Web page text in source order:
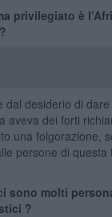
privilegiato è
dal desiderio di
aveva dei forti
una folgorazione,
persone di questa
sono molti
?